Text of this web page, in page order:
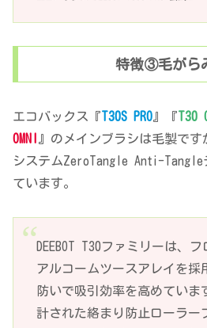
特徴③毛がら
エコバックス『T30S PRO 』『T30
OMNI
』のメインブラシは毛製で
システムZeroTangle Anti-Tangle
ています。
DEEBOT T30ファミリーは、
アルコームツースアレイを採
防いで吸引効率を高めていま
計された絡まり防止ローラー